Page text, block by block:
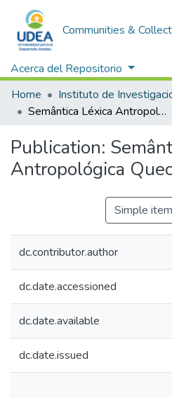
Communities &
Acerca del Repositorio
Home
Instituto de
Semântica Léxica Antropológica Quechua
Publication:
Antropológica
Simple
dc.contributor.author
dc.date.accessioned
dc.date.available
dc.date.issued